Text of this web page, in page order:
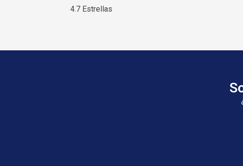
4.7 Estrellas